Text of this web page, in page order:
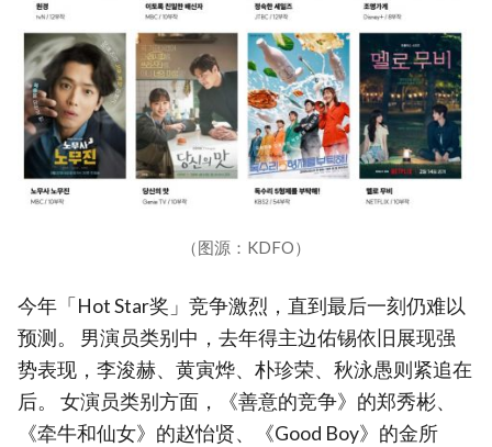
（图源：KDFO）
今年「Hot Star奖」竞争激烈，直到最后一刻仍难以
预测。 男演员类别中，去年得主边佑锡依旧展现强
势表现，李浚赫、黄寅烨、朴珍荣、秋泳愚则紧追在
后。 女演员类别方面，《善意的竞争》的郑秀彬、
《牵牛和仙女》的赵怡贤、《Good Boy》的金所